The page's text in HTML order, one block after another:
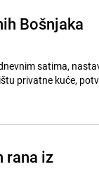
Bošnjaka
satima,
privatne kuće,
rana iz